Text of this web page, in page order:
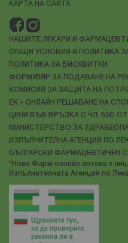
КАРТА НА САЙТА
НАШИТЕ ЛЕКАРИ И
ОБЩИ УСЛОВИЯ И ПОЛИТИКА
ПОЛИТИКА ЗА БИСКВИТКИ
ФОРМУЛЯР ЗА ПОДАВАНЕ НА
КОМИСИЯ ЗА ЗАЩИТА НА
ЕК - ОНЛАЙН РЕШАВАНЕ НА
ЦЕНИ ВЪВ ВРЪЗКА С ЧЛ. 55Б
МИНИСТЕРСТВО ЗА
ИЗПЪЛНИТЕЛНА АГЕНЦИЯ ПО
БЪЛГАРСКИ ФАРМАЦЕВТИЧЕН
"Нове Фарм онлайн аптека е
Изпълнителната Агенция по